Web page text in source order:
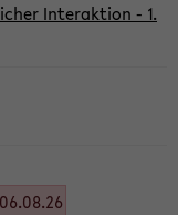
Interaktion - 1.